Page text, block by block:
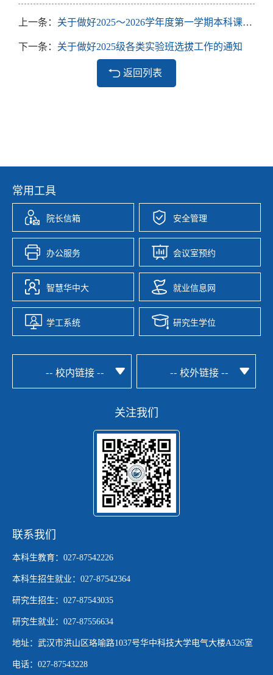
上一条： 关于做好2025～2026学年度第一学期本科课程重修工作的通知
下一条： 关于做好2025级各类实验班选拔工作的通知
返回列表
常用工具
院长信箱 安全管理
办公服务 会议室预约
智慧华中大 就业信息网
学工系统 研究生学位
-- 校内链接 -- -- 校外链接 --
关注我们
联系我们
本科生教育：027-87542226
本科生招生就业：027-87542364
研究生招生：027-87543035
研究生就业：027-87556634
地址：武汉市洪山区珞喻路1037号华中科技大学电气大楼A326室
电话：027-87543228